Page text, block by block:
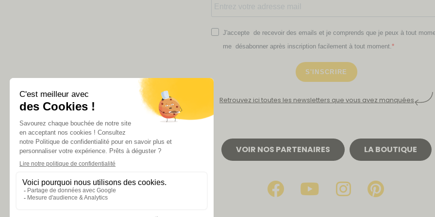
J'accepte de recevoir des emails et je comprends que je peux à tout
me désabonner après inscription facilement à tout moment.
S'INSCRIRE
Retrouvez ici toutes les newsletters que vous avez manquées
VOIR NOS PARTENAIRES LA BOUTIQUE